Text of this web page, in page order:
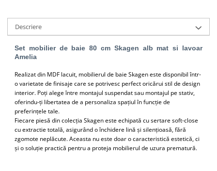
Vase WC stative
Vase WC suspendate
WC pentru persoane cu dizabilitati
Capace
Capace WC softclose
Capace WC clasice
Capace bideuri
Pisoare
Descriere
Set mobilier de baie 80 cm Skagen alb mat si lavoar
Amelia
Realizat din MDF lacuit, mobilierul de baie Skagen este disponibil într-
o varietate de finisaje care se potrivesc perfect oricărui stil de design
interior. Poți alege între montajul suspendat sau montajul pe stativ,
oferindu-ți libertatea de a personaliza spațiul în funcție de
preferințele tale.
Fiecare piesă din colecția Skagen este echipată cu sertare soft-close
cu extractie totală, asigurând o închidere lină și silențioasă, fără
zgomote neplăcute. Aceasta nu este doar o caracteristică estetică, ci
și o soluție practică pentru a proteja mobilierul de uzura prematură.